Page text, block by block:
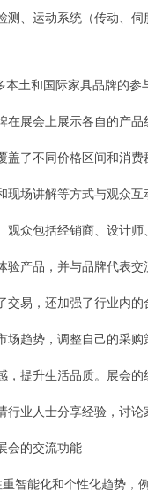
测、运动系统（传动、伺
本土和国际家具品牌的参
在展会上展示各自的产
盖了不同价格区间和消费
现场讲解等方式与观众
观众包括经销商、设计
验产品，并与品牌代表交
交易，还加强了行业内
场趋势，调整自己的采购
，提升生活品质。展会的
行业人士分享经验，讨论
会的交流功能
智能化和个性化趋势，